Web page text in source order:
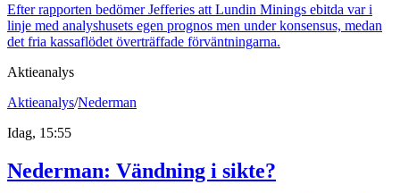
Efter rapporten bedömer Jefferies att Lundin Minings ebitda var i
linje med analyshusets egen prognos men under konsensus, medan
det fria kassaflödet överträffade förväntningarna.
Aktieanalys
Aktieanalys/Nederman
Idag, 15:55
Nederman: Vändning i sikte?